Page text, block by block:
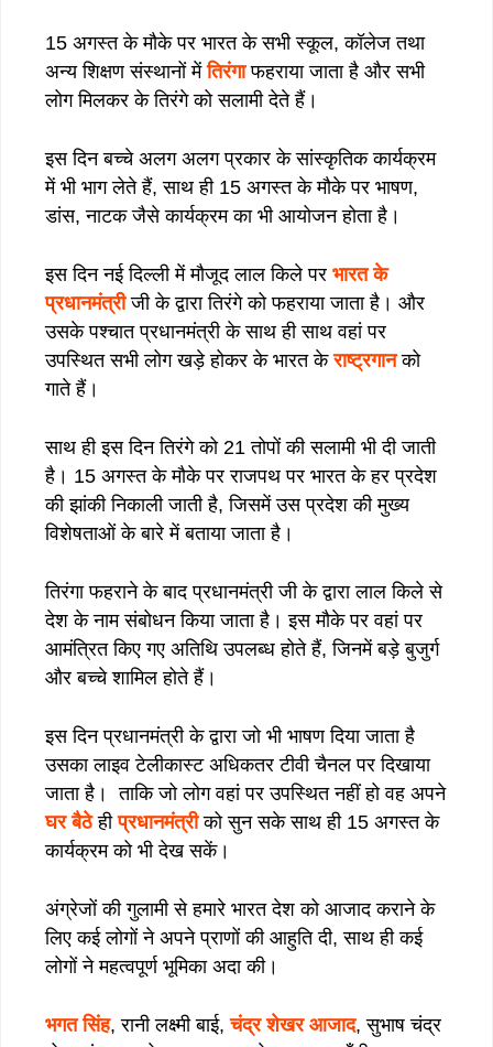
15 अगस्त के मौके पर भारत के सभी स्कूल, कॉलेज तथा
अन्य शिक्षण संस्थानों मेंतिरंगाफहराया जाता है और सभी
लोग मिलकर के तिरंगे को सलामी देते हैं।
इस दिन बच्चे अलग अलग प्रकार के सांस्कृतिक कार्यक्रम
में भी भाग लेते हैं, साथ ही 15 अगस्त के मौके पर भाषण,
डांस, नाटक जैसे कार्यक्रम का भी आयोजन होता है।
इस दिन नई दिल्ली में मौजूद लाल किले पर भारत के
प्रधानमंत्रीजी के द्वारा तिरंगे को फहराया जाता है। और
उसके पश्चात प्रधानमंत्री के साथ ही साथ वहां पर
उपस्थित सभी लोग खड़े होकर के भारत केराष्ट्रगानको
गाते हैं।
साथ ही इस दिन तिरंगे को 21 तोपों की सलामी भी दी जाती
है। 15 अगस्त के मौके पर राजपथ पर भारत के हर प्रदेश
की झांकी निकाली जाती है, जिसमें उस प्रदेश की मुख्य
विशेषताओं के बारे में बताया जाता है।
तिरंगा फहराने के बाद प्रधानमंत्री जी के द्वारा लाल किले से
देश के नाम संबोधन किया जाता है। इस मौके पर वहां पर
आमंत्रित किए गए अतिथि उपलब्ध होते हैं, जिनमें बड़े बुजुर्ग
और बच्चे शामिल होते हैं।
इस दिन प्रधानमंत्री के द्वारा जो भी भाषण दिया जाता है
उसका लाइव टेलीकास्ट अधिकतर टीवी चैनल पर दिखाया
जाता है। ताकि जो लोग वहां पर उपस्थित नहीं हो वह अपने
घर बैठेहीप्रधानमंत्रीको सुन सके साथ ही 15 अगस्त के
कार्यक्रम को भी देख सकें।
अंग्रेजों की गुलामी से हमारे भारत देश को आजाद कराने के
लिए कई लोगों ने अपने प्राणों की आहुति दी, साथ ही कई
लोगों ने महत्वपूर्ण भूमिका अदा की।
भगत सिंह, रानी लक्ष्मी बाई,चंद्र शेखर आजाद, सुभाष चंद्र